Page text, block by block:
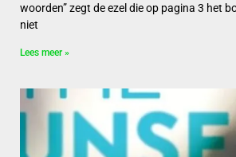
woorden” zegt de ezel die op pagina 3 het
niet
Lees meer »